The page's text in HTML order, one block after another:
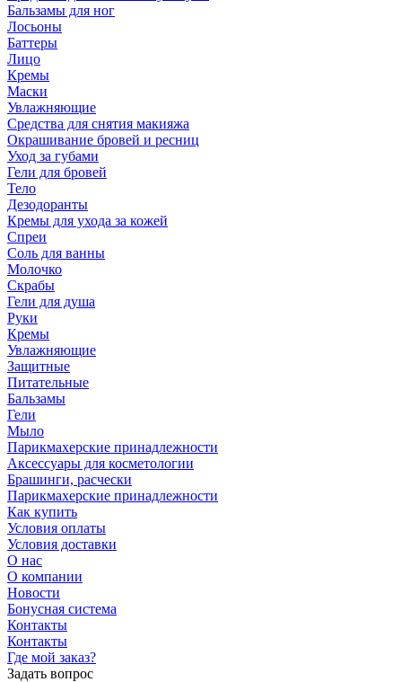
Бальзамы для ног
Лосьоны
Баттеры
Лицо
Кремы
Маски
Увлажняющие
Средства для снятия макияжа
Окрашивание бровей и ресниц
Уход за губами
Гели для бровей
Тело
Дезодоранты
Кремы для ухода за кожей
Спреи
Соль для ванны
Молочко
Скрабы
Гели для душа
Руки
Кремы
Увлажняющие
Защитные
Питательные
Бальзамы
Гели
Мыло
Парикмахерские принадлежности
Аксессуары для косметологии
Брашинги, расчески
Парикмахерские принадлежности
Как купить
Условия оплаты
Условия доставки
О нас
О компании
Новости
Бонусная система
Контакты
Контакты
Где мой заказ?
Задать вопрос